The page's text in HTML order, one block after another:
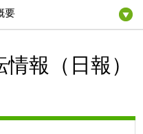
要
報（日報）